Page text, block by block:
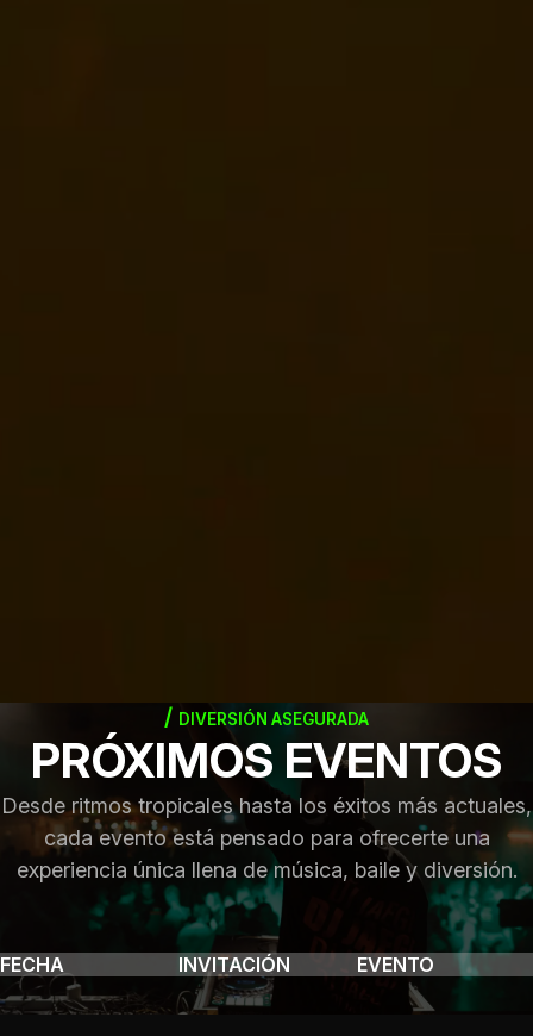
DIVERSIÓN ASEGURADA
PRÓXIMOS EVENTOS
Desde ritmos tropicales hasta los éxitos más actuales,
cada evento está pensado para ofrecerte una
experiencia única llena de música, baile y diversión.
FECHA INVITACIÓN EVENTO